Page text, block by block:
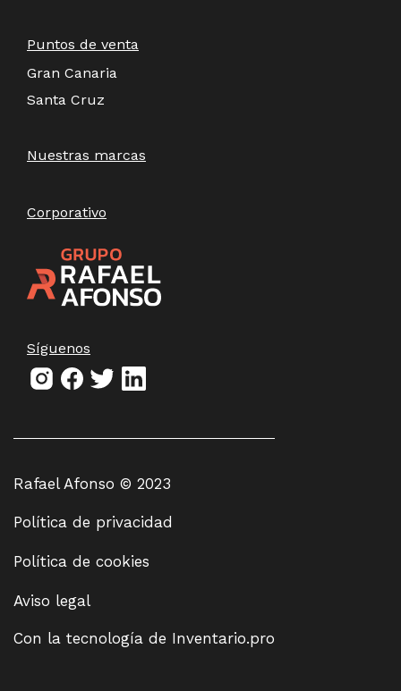
Puntos de venta
Gran Canaria
Santa Cruz
Nuestras marcas
Corporativo
Síguenos
Rafael Afonso © 2023
Política de privacidad
Política de cookies
Aviso legal
Con la tecnología de Inventario.pro